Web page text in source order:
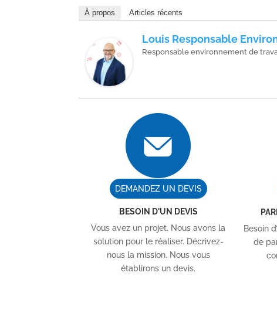
À propos Articles récents
Louis Responsable
Responsable environnement de
DEMANDEZ UN DEVIS
BESOIN D'UN DEVIS
Vous avez un projet. Nous avons la
solution pour le réaliser. Décrivez-
nous la mission. Nous vous
établirons un devis.
Besoin
de